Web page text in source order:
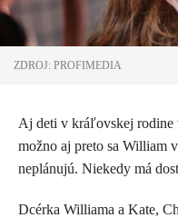
ZDROJ: PROFIMEDIA
Aj deti v kráľovskej rodine
možno aj preto sa William
neplánujú. Niekedy má
Dcérka Williama a Kate,